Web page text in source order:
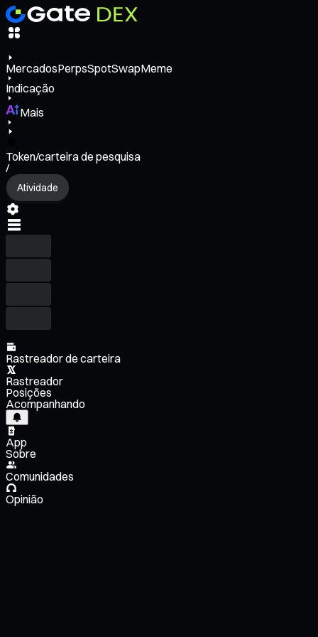
MercadosPerpsSpotSwapMeme
Indicação
Mais
Token/carteira de pesquisa
/
Atividade
Rastreador de carteira
Rastreador
Posições
Acompanhando
App
Sobre
Comunidades
Opinião